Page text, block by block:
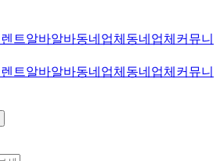
렌트알바알바동네업체 동네업체 커뮤니
렌트알바알바동네업체 동네업체 커뮤니